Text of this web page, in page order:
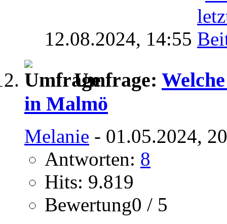
12.08.2024, 14:55
Umfrage:
in Malmö
Melanie - 01.05.2024,
Antworten: 8
Hits: 9.819
Bewertung0 / 5